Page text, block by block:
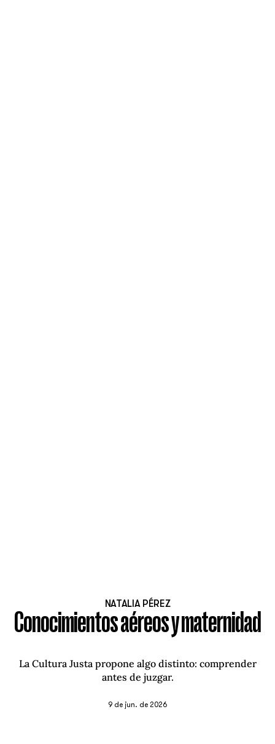
NATALIA PÉREZ
Conocimientos aéreos y maternidad
La Cultura Justa propone algo distinto: comprender
antes de juzgar.
9 de jun. de 2026